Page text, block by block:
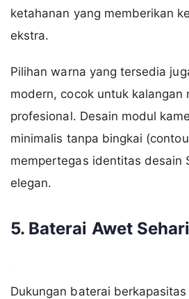
ketahanan yang memberikan
ekstra.
Pilihan warna yang tersedia
modern, cocok untuk kalangan
profesional. Desain modul
minimalis tanpa bingkai
mempertegas identitas desain
elegan.
5. Baterai Awet
Dukungan baterai berkapasitas